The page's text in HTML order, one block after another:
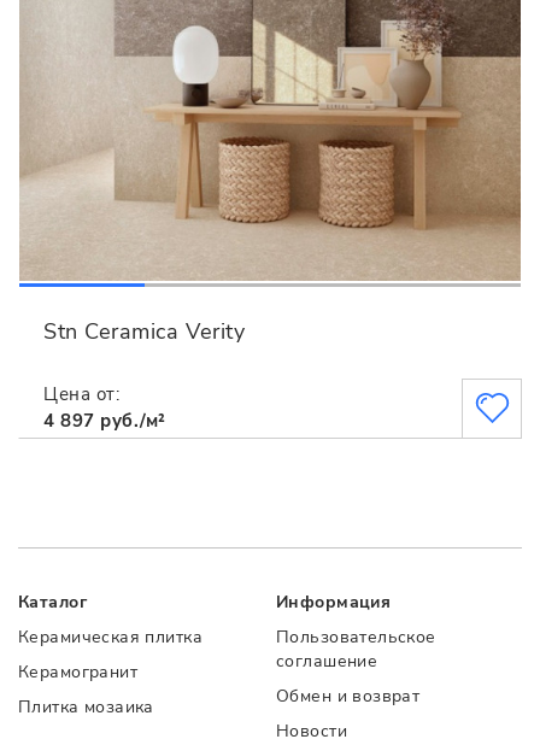
Stn Ceramica Verity
Цена от:
4 897 руб./м²
Каталог
Керамическая плитка
Керамогранит
Плитка мозаика
Информация
Пользовательское
соглашение
Обмен и возврат
Новости